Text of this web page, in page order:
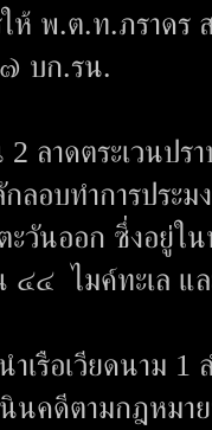
ห้ พ.ต.ท.ภราด
บก.รน.
ลาดตระเวนปร
กลอบทำการปร
วันออก ซึ่งอยู่ใน
๔ ไมค์ทะเล แ
เรือเวียดนาม 1
นคดีตามกฎหมา